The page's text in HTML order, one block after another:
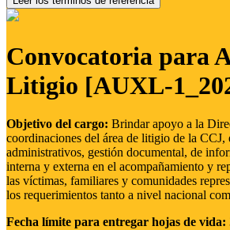
Convocatoria para
Litigio [AUXL-
Objetivo del cargo: Brindar apoyo a la
coordinaciones del área de litigio de la CCJ,
administrativos, gestión documental, de
interna y externa en el acompañamiento y
las víctimas, familiares y comunidades
los requerimientos tanto a nivel nacional
Fecha límite para entregar hojas de vida: